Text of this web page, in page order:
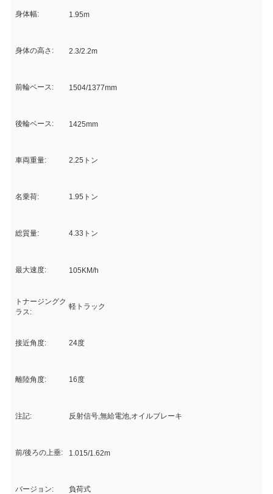
身体幅: 1.95m
身体の高さ: 2.3/2.2m
前輪ベース: 1504/1377mm
後輪ベース: 1425mm
車両重量: 2.25トン
名乗荷: 1.95トン
総質量: 4.33トン
最大速度: 105KM/h
トナージングク
ラス:
軽トラック
接近角度: 24度
離陸角度: 16度
注記: 反射信号,無給電池,オイルブレーキ
前/後ろの上垂: 1.015/1.62m
バージョン: 負荷式